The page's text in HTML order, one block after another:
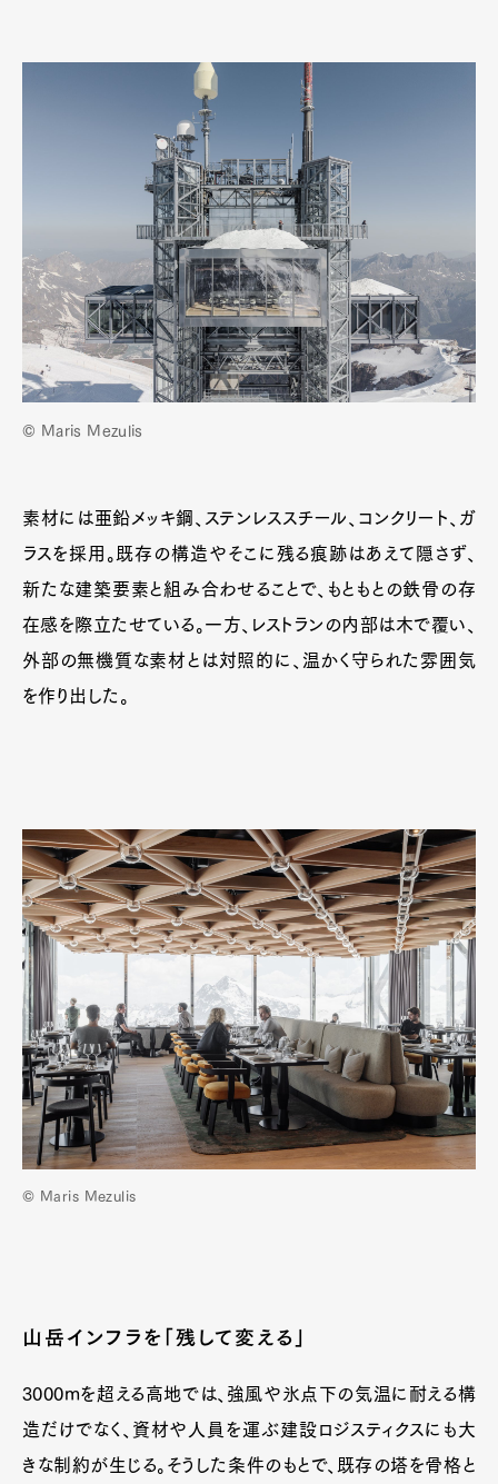
© Maris Mezulis
素材には亜鉛メッキ鋼、ステンレススチール、コンクリート、ガ
ラスを採用。既存の構造やそこに残る痕跡はあえて隠さず、
新たな建築要素と組み合わせることで、もともとの鉄骨の存
在感を際立たせている。一方、レストランの内部は木で覆い、
外部の無機質な素材とは対照的に、温かく守られた雰囲気
を作り出した。
© Maris Mezulis
山岳インフラを「残して変える」
3000mを超える高地では、強風や氷点下の気温に耐える構
造だけでなく、資材や人員を運ぶ建設ロジスティクスにも大
きな制約が生じる。そうした条件のもとで、既存の塔を骨格と